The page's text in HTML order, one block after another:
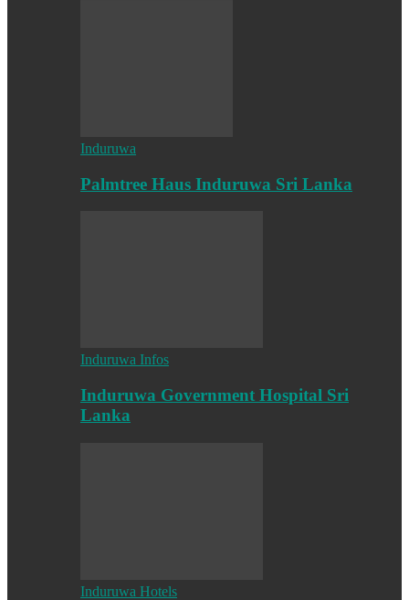
Induruwa
Palmtree Haus Induruwa Sri Lanka
Induruwa Infos
Induruwa Government Hospital Sri
Lanka
Induruwa Hotels